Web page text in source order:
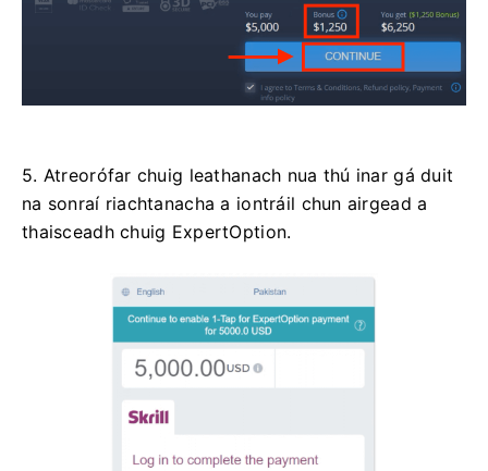
5. Atreorófar chuig leathanach nua thú inar gá duit
na sonraí riachtanacha a iontráil chun airgead a
thaisceadh chuig ExpertOption.